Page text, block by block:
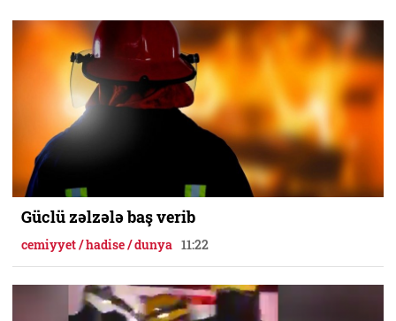
Güclü zəlzələ baş verib
cemiyyet / hadise / dunya 11:22